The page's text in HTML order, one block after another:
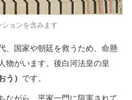
ョンを含みます
、国家や朝廷を救うため、命懸
物がいます。後白河法皇の皇
う） です。
ながら、平家一門に阻害されて